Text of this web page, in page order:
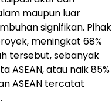
maupun luar
signifikan. Pihak
meningkat 68%
tersebut, sebanyak
ASEAN, atau naik 85%
ASEAN tercatat